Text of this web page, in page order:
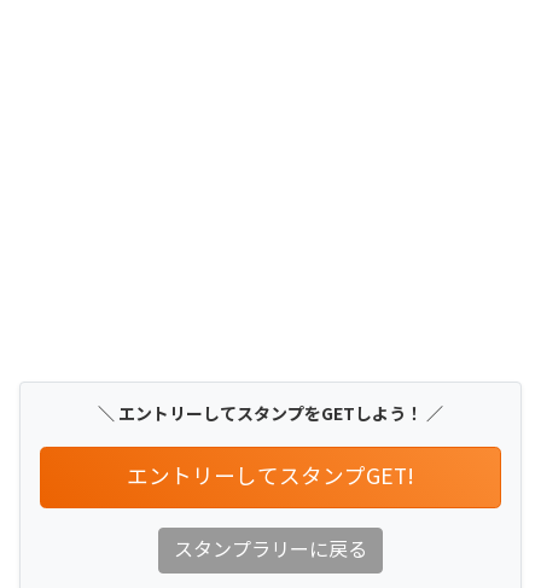
＼ エントリーしてスタンプをGETしよう！ ／
エントリーしてスタンプGET!
スタンプラリーに戻る